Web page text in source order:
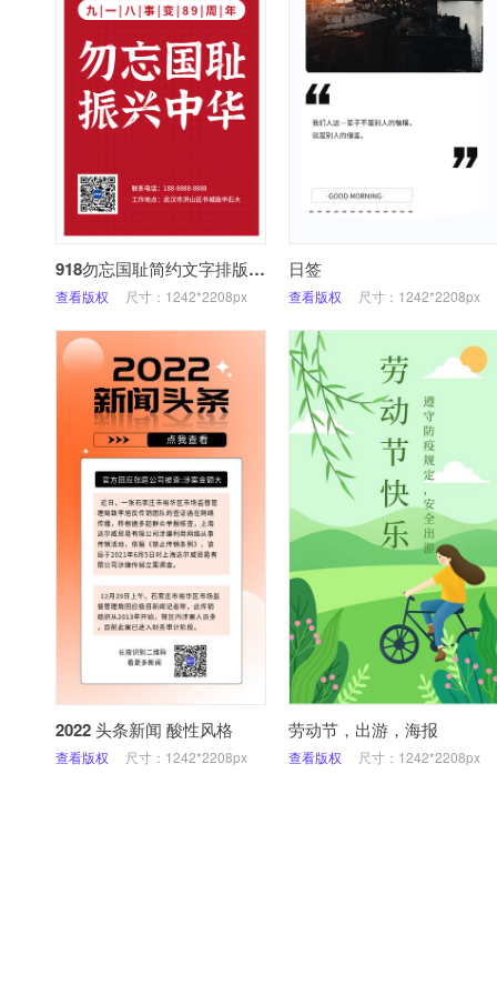
918勿忘国耻简约文字排版海报
查看版权 尺寸：1242*2208px
日签
查看版权 尺寸：1242*2208px
2022 头条新闻 酸性风格
查看版权 尺寸：1242*2208px
劳动节，出游，海报
查看版权 尺寸：1242*2208px